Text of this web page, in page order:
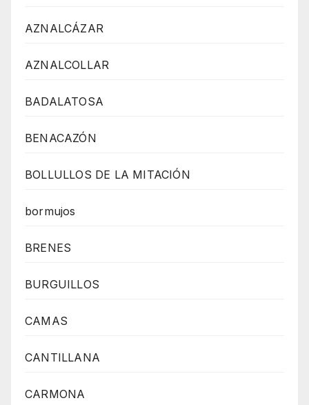
AZNALCÁZAR
AZNALCOLLAR
BADALATOSA
BENACAZÓN
BOLLULLOS DE LA MITACIÓN
bormujos
BRENES
BURGUILLOS
CAMAS
CANTILLANA
CARMONA